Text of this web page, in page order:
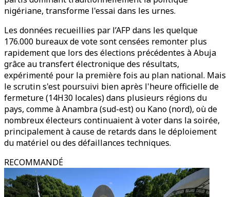
nigériane, transforme l'essai dans les urnes.
Les données recueillies par l’AFP dans les quelque
176.000 bureaux de vote sont censées remonter plus
rapidement que lors des élections précédentes à Abuja
grâce au transfert électronique des résultats,
expérimenté pour la première fois au plan national. Mais
le scrutin s'est poursuivi bien après l'heure officielle de
fermeture (14H30 locales) dans plusieurs régions du
pays, comme à Anambra (sud-est) ou Kano (nord), où de
nombreux électeurs continuaient à voter dans la soirée,
principalement à cause de retards dans le déploiement
du matériel ou des défaillances techniques.
RECOMMANDÉ